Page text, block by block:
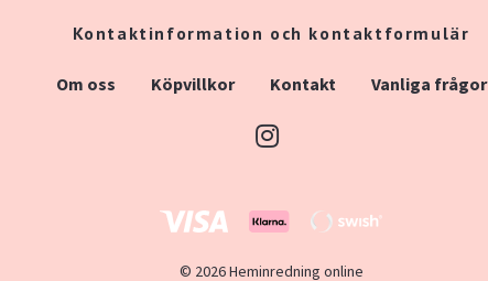
Kontaktinformation och kontaktformulär
Om oss Köpvillkor Kontakt Vanliga frågor
© 2026 Heminredning online